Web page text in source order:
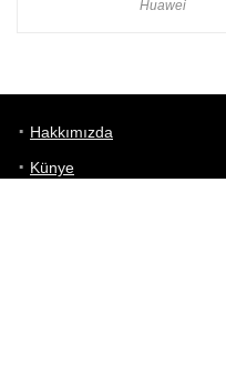
Huawei
Hakkımızda
Künye